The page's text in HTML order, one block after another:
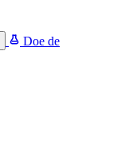
Doe de